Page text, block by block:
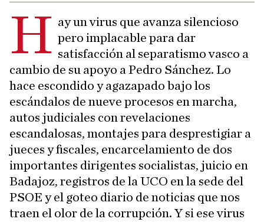
H ay un virus que avanza silencioso
pero implacable para dar
satisfacción al separatismo vasco a
cambio de su apoyo a Pedro Sánchez. Lo
hace escondido y agazapado bajo los
escándalos de nueve procesos en marcha,
autos judiciales con revelaciones
escandalosas, montajes para desprestigiar a
jueces y fiscales, encarcelamiento de dos
importantes dirigentes socialistas, juicio en
Badajoz, registros de la UCO en la sede del
PSOE y el goteo diario de noticias que nos
traen el olor de la corrupción. Y si ese virus